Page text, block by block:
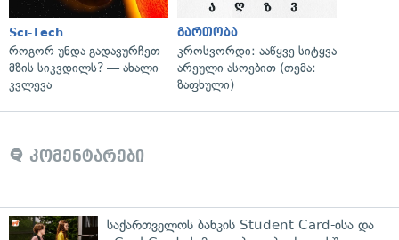
Sci-Tech
როგორ უნდა გადავურჩეთ
მზის სიკვდილს? — ახალი
კვლევა
გართობა
კროსვორდი: ააწყვე სიტყვა
არეული ასოებით (თემა:
ზაფხული)
კომენტარები
საქართველოს ბანკის Student Card-ისა და